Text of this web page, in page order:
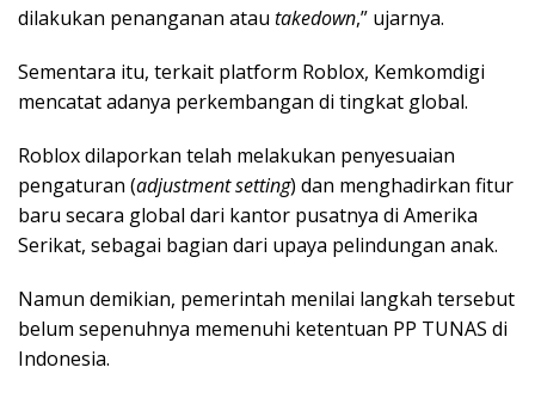
dilakukan penanganan atau takedown,” ujarnya.
Sementara itu, terkait platform Roblox, Kemkomdigi
mencatat adanya perkembangan di tingkat global.
Roblox dilaporkan telah melakukan penyesuaian
pengaturan (adjustment setting) dan menghadirkan fitur
baru secara global dari kantor pusatnya di Amerika
Serikat, sebagai bagian dari upaya pelindungan anak.
Namun demikian, pemerintah menilai langkah tersebut
belum sepenuhnya memenuhi ketentuan PP TUNAS di
Indonesia.